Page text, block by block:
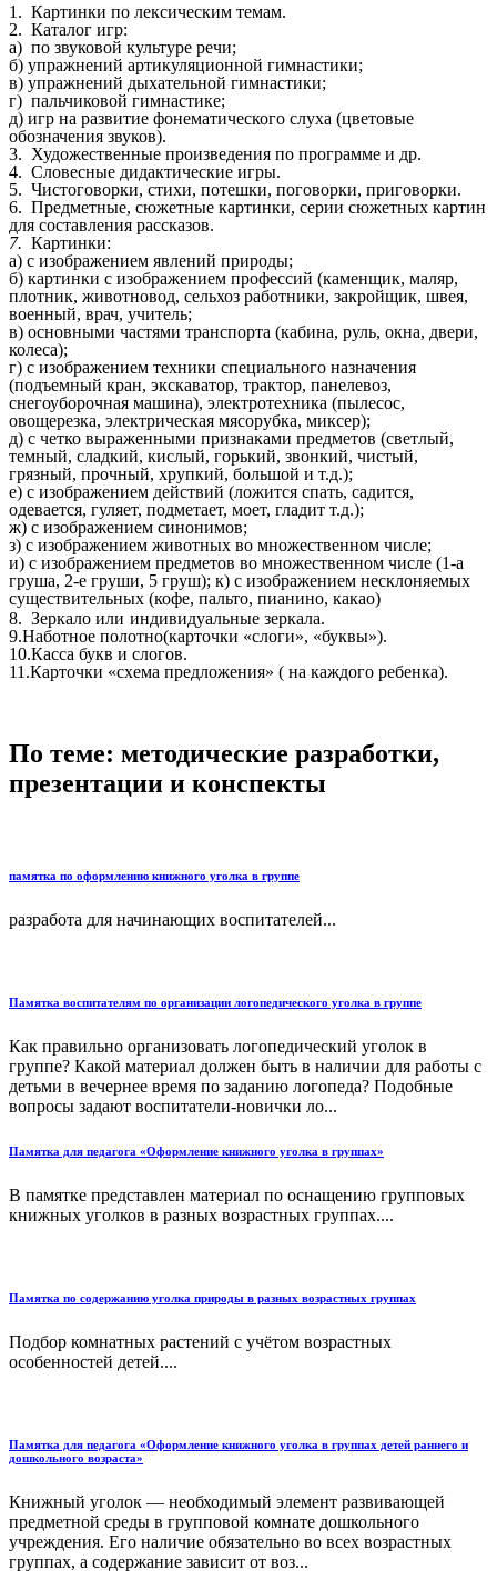
1. Картинки по лексическим темам.
2. Каталог игр:
а) по звуковой культуре речи;
б) упражнений артикуляционной гимнастики;
в) упражнений дыхательной гимнастики;
г) пальчиковой гимнастике;
д) игр на развитие фонематического слуха (цветовые
обозначения звуков).
3. Художественные произведения по программе и др.
4. Словесные дидактические игры.
5. Чистоговорки, стихи, потешки, поговорки, приговорки.
6. Предметные, сюжетные картинки, серии сюжетных картин
для составления рассказов.
7. Картинки:
а) с изображением явлений природы;
б) картинки с изображением профессий (каменщик, маляр,
плотник, животновод, сельхоз работники, закройщик, швея,
военный, врач, учитель;
в) основными частями транспорта (кабина, руль, окна, двери,
колеса);
г) с изображением техники специального назначения
(подъемный кран, экскаватор, трактор, панелевоз,
снегоуборочная машина), электротехника (пылесос,
овощерезка, электрическая мясорубка, миксер);
д) с четко выраженными признаками предметов (светлый,
темный, сладкий, кислый, горький, звонкий, чистый,
грязный, прочный, хрупкий, большой и т.д.);
е) с изображением действий (ложится спать, садится,
одевается, гуляет, подметает, моет, гладит т.д.);
ж) с изображением синонимов;
з) с изображением животных во множественном числе;
и) с изображением предметов во множественном числе (1-а
груша, 2-е груши, 5 груш); к) с изображением несклоняемых
существительных (кофе, пальто, пианино, какао)
8. Зеркало или индивидуальные зеркала.
9.Наботное полотно(карточки «слоги», «буквы»).
10.Касса букв и слогов.
11.Карточки «схема предложения» ( на каждого ребенка).
По теме: методические разработки,
презентации и конспекты
памятка по оформлению книжного уголка в группе
разработа для начинающих воспитателей...
Памятка воспитателям по организации логопедического уголка в группе
Как правильно организовать логопедический уголок в
группе? Какой материал должен быть в наличии для работы с
детьми в вечернее время по заданию логопеда? Подобные
вопросы задают воспитатели-новички ло...
Памятка для педагога «Оформление книжного уголка в группах»
В памятке представлен материал по оснащению групповых
книжных уголков в разных возрастных группах....
Памятка по содержанию уголка природы в разных возрастных группах
Подбор комнатных растений с учётом возрастных
особенностей детей....
Памятка для педагога «Оформление книжного уголка в группах детей раннего и
дошкольного возраста»
Книжный уголок — необходимый элемент развивающей
предметной среды в групповой комнате дошкольного
учреждения. Его наличие обязательно во всех возрастных
группах, а содержание зависит от воз...